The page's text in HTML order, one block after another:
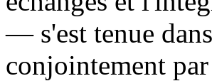
— s'est tenue
conjointement